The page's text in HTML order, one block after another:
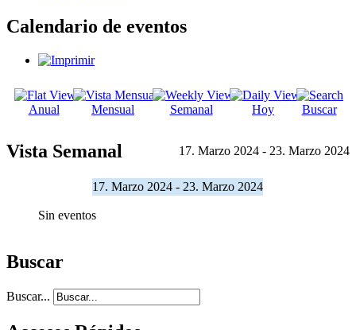
Calendario de eventos
Anual Mensual Semanal Hoy Buscar
Vista Semanal 17. Marzo 2024 - 23. Marzo 2024
17. Marzo 2024 - 23. Marzo 2024
Sin eventos
Buscar
Buscar...